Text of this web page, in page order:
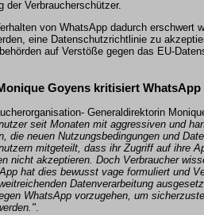
Verbraucherschützer.
von WhatsApp dadurch erschwert
eine Datenschutzrichtlinie zu
auf Verstöße gegen das EU-
Goyens kritisiert WhatsApp
Generaldirektorin
seit Monaten mit aggressiven und
die neuen Nutzungsbedingungen und
mitgeteilt, dass ihr Zugriff auf ihre
nicht akzeptieren. Doch Verbraucher
hat dies bewusst vage formuliert und
Datenverarbeitung
WhatsApp vorzugehen, um
.